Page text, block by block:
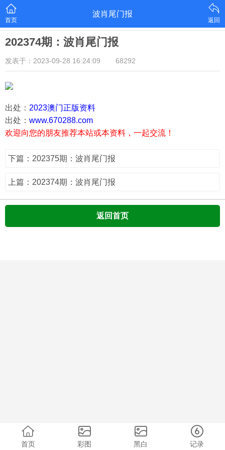
首页
波肖尾门报
返回
202374期：波肖尾门报
发表于：2023-09-28 16:24:09 68292
出处： 2023澳门正版资料
出处： www.670288.com
欢迎向您的朋友推荐本站或本资料，一起交流！
下篇：202375期：波肖尾门报
上篇：202374期：波肖尾门报
返回首页
首页 彩图 黑白 记录